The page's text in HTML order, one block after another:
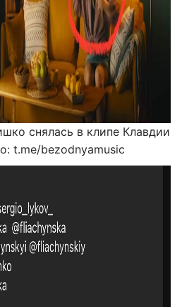
снялась в клипе Клавдии
t.me/bezodnyamusic